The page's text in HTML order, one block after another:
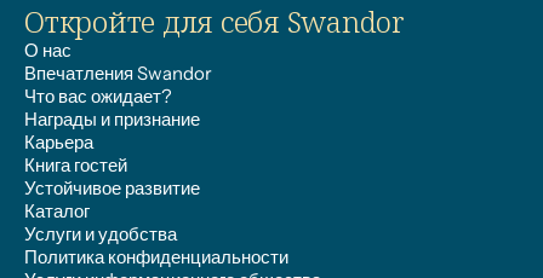
Откройте для себя Swandor
О нас
Впечатления Swandor
Что вас ожидает?
Награды и признание
Карьера
Книга гостей
Устойчивое развитие
Каталог
Услуги и удобства
Политика конфиденциальности